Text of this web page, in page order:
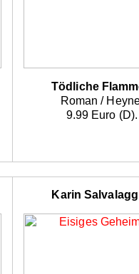
Tödliche
Roman /
9.99 Euro (D).
Karin